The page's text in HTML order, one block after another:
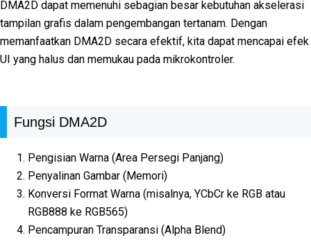
DMA2D dapat memenuhi sebagian besar kebutuhan akselerasi
tampilan grafis dalam pengembangan tertanam. Dengan
memanfaatkan DMA2D secara efektif, kita dapat mencapai efek
UI yang halus dan memukau pada mikrokontroler.
Fungsi DMA2D
Pengisian Warna (Area Persegi Panjang)
Penyalinan Gambar (Memori)
Konversi Format Warna (misalnya, YCbCr ke RGB atau
RGB888 ke RGB565)
Pencampuran Transparansi (Alpha Blend)